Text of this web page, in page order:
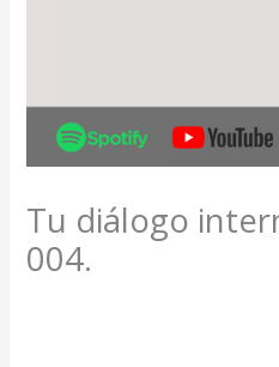
Tu diálogo
004.